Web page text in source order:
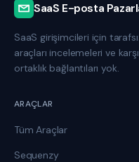
SaaS E-posta
SaaS girişimcileri için
araçları incelemeleri ve
ortaklık bağlantıları yok.
ARAÇLAR
Tüm Araçlar
Sequenzy